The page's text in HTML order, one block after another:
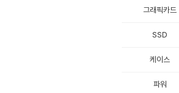
그래픽카드
SSD
케이스
파워